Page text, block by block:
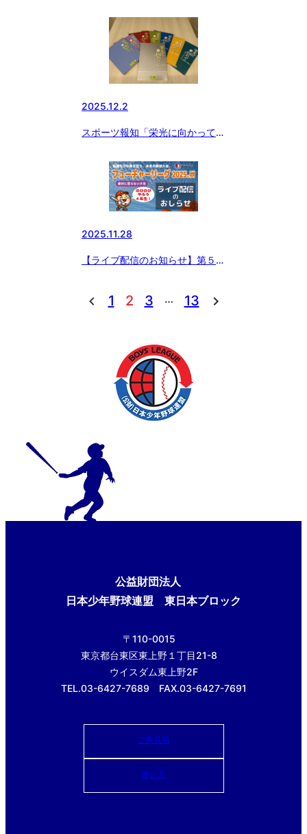
2025.12.2
スポーツ報知「栄光に向かって」
2025.11.28
【ライブ配信のお知らせ】第５回
1 2 3 … 13
公益財団法人
日本少年野球連盟 東日本ブロック
〒110-0015
東京都台東区東上野１丁目21-8
ウイスダム東上野2F
TEL.03-6427-7689 FAX.03-6427-7691
ご意見箱
使い方